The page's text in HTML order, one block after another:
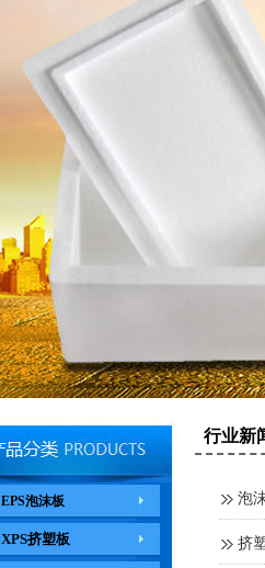
EPS泡沫板
XPS挤塑板
行业新
泡
挤